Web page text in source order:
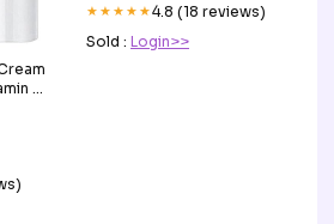
C
★★★★★4.8 (18 reviews)
Sold : Login>>